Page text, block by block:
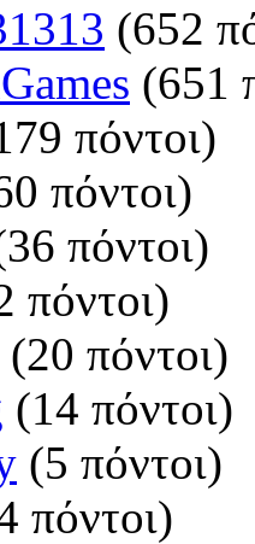
(652
(651
πόντοι)
πόντοι)
πόντοι)
πόντοι)
(20 πόντοι)
(14 πόντοι)
(5 πόντοι)
πόντοι)